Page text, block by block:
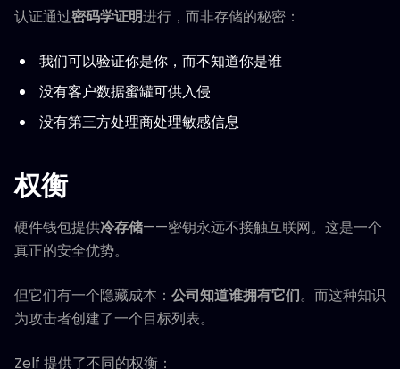
认证通过密码学证明进行，而非存储的秘密：
我们可以验证你是你，而不知道你是谁
没有客户数据蜜罐可供入侵
没有第三方处理商处理敏感信息
权衡
硬件钱包提供冷存储——密钥永远不接触互联网。这是一个
真正的安全优势。
但它们有一个隐藏成本： 公司知道谁拥有它们。而这种知识
为攻击者创建了一个目标列表。
Zelf 提供了不同的权衡：